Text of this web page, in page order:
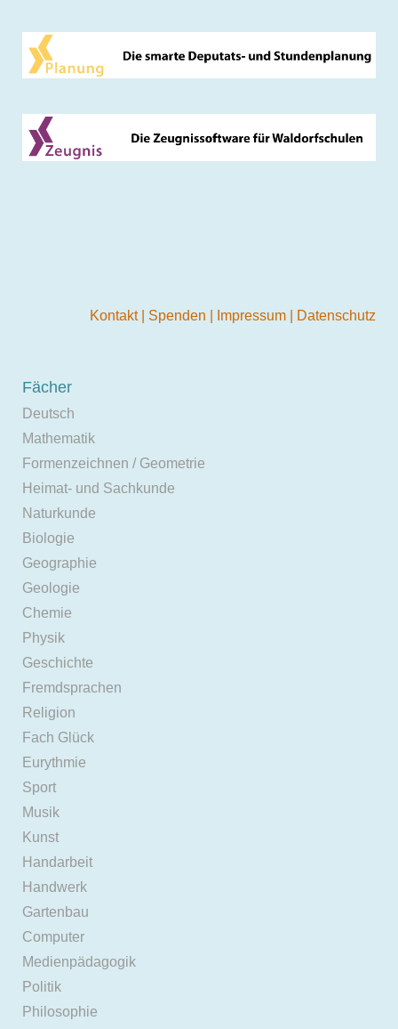
Kontakt Spenden Impressum Datenschutz
Fächer
Deutsch
Mathematik
Formenzeichnen / Geometrie
Heimat- und Sachkunde
Naturkunde
Biologie
Geographie
Geologie
Chemie
Physik
Geschichte
Fremdsprachen
Religion
Fach Glück
Eurythmie
Sport
Musik
Kunst
Handarbeit
Handwerk
Gartenbau
Computer
Medienpädagogik
Politik
Philosophie